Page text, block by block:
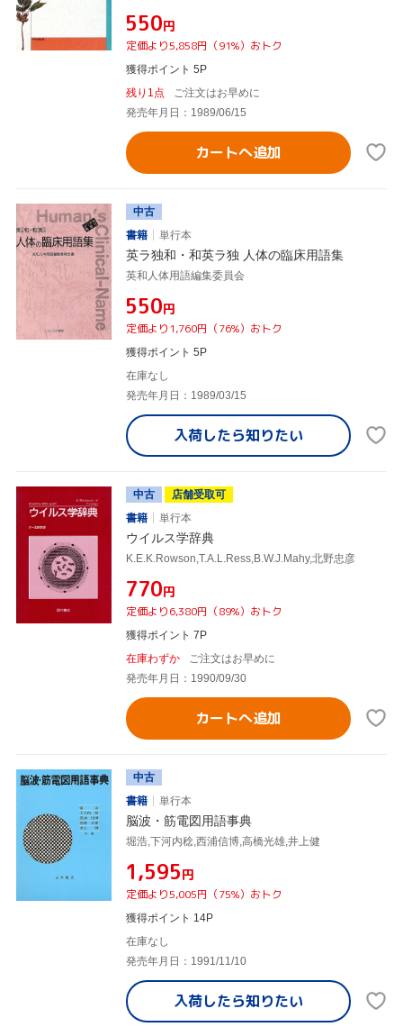
¥550円
定価より5,858円（91%）おトク
獲得ポイント 5P
残り1点
ご注文はお早めに
発売年月日：1989/06/15
カートへ追加
中古
書籍
単行本
英ラ独和・和英ラ独 人体の臨床用語集
英和人体用語編集委員会
¥550円
定価より1,760円（76%）おトク
獲得ポイント 5P
在庫なし
発売年月日：1989/03/15
入荷したら知りたい
中古
店舗受取可
書籍
単行本
ウイルス学辞典
K.E.K.Rowson,T.A.L.Ress,B.W.J.Mahy,北野忠彦
¥770円
定価より6,380円（89%）おトク
獲得ポイント 7P
在庫わずか
ご注文はお早めに
発売年月日：1990/09/30
カートへ追加
中古
書籍
単行本
脳波・筋電図用語事典
堀浩,下河内稔,西浦信博,高橋光雄,井上健
¥1,595円
定価より5,005円（75%）おトク
獲得ポイント 14P
在庫なし
発売年月日：1991/11/10
入荷したら知りたい